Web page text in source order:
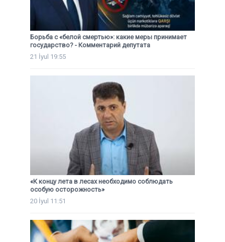
Борьба с «белой смертью»: какие меры принимает
государство? - Комментарий депутата
21 İyul 19:55
«К концу лета в лесах необходимо соблюдать
особую осторожность»
20 İyul 11:51